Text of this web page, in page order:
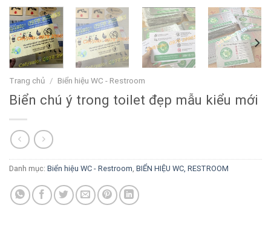
Trang chủ / Biển hiệu WC - Restroom
Biển chú ý trong toilet đẹp mẫu kiểu mới
Danh mục: Biển hiệu WC - Restroom BIỂN HIỆU WC, RESTROOM